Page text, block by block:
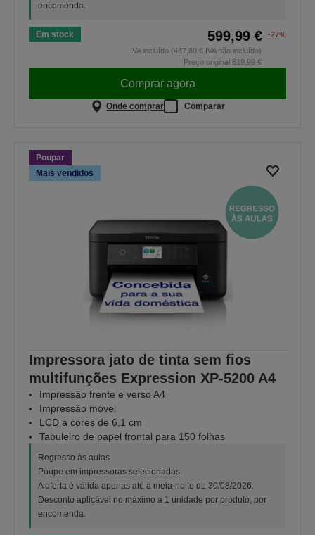
encomenda.
Em stock 599,99 €
-27%
IVA incluído (487,80 € IVA não incluído)
Preço original 819,99 €
Comprar agora
Onde comprar Comparar
Poupar
Mais vendidos
Impressora jato de tinta sem fios
multifunções Expression XP-5200 A4
Impressão frente e verso A4
Impressão móvel
LCD a cores de 6,1 cm
Tabuleiro de papel frontal para 150 folhas
Regresso às aulas
Poupe em impressoras selecionadas.
A oferta é válida apenas até à meia-noite de 30/08/2026.
Desconto aplicável no máximo a 1 unidade por produto, por
encomenda.